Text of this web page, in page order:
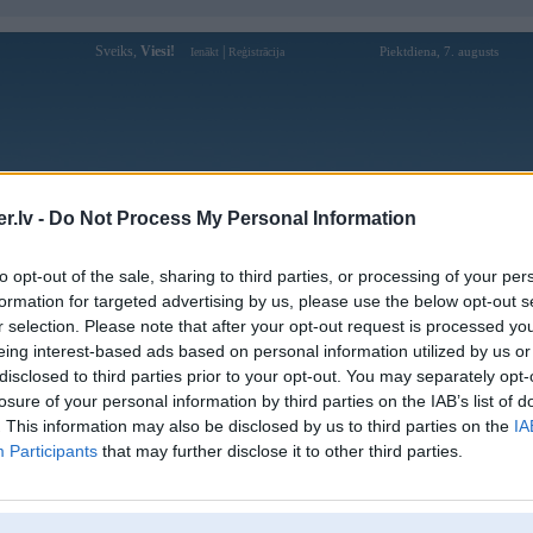
- Do Not Process My Personal Information
opt-out of the sale, sharing to third parties, or processing of your
for targeted advertising by us, please use the below opt-out
selection. Please note that after your opt-out request is processed
interest-based ads based on personal information utilized by us
to third parties prior to your opt-out. You may separately
of your personal information by third parties on the IAB’s list of
This information may also be disclosed by us to third parties on the
Participants that may further disclose it to other third parties.
Sveiks, Viesi! Ienākt Reģistrācija Piektdiena, 7. augusts
Forums Galerijas Reģistrācija Lietotāji
Lietotāja go88vicncom profils
Pēdējo reizi manīts: 21. Apr 2026, 22:07
Lietotājvārds:
go88vicncom
Pilsēta:
Valmiera
Ziņojumi forumā:
[Pēdējie ziņojumi forumā]